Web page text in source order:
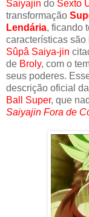
Saiyajin do Sexto
transformação
Lendária, ficando
características
Sûpâ Saiya-jin
de Broly, com o
seus poderes.
descrição oficial
Ball Super, que
Saiyajin Fora de